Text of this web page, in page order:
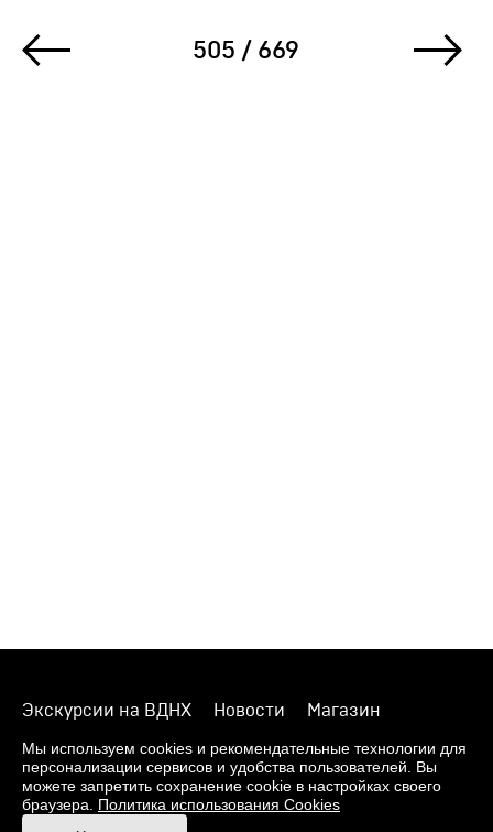
505 / 669
Экскурсии на ВДНХ Новости
Магазин
О музее
Фонды
Виртуальный музей
Издания
Пресс-центр
Контакты
Правила посещения Музея
Мы используем cookies и рекомендательные технологии для
персонализации сервисов и удобства пользователей. Вы
можете запретить сохранение cookie в настройках своего
браузера. Политика использования Cookies